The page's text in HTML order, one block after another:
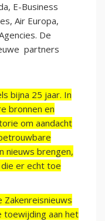
E-Business
Air Europa,
De
partners
bijna 25 jaar. In
bronnen en
om aandacht
nieuws brengen,
er echt toe
toewijding aan het